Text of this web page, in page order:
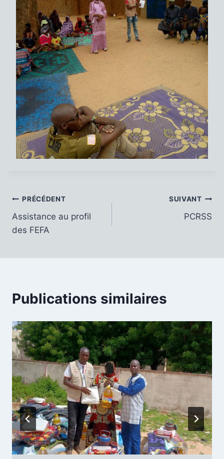
Navigation
de
PRÉCÉDENT
Assistance au profil
des FEFA
SUIVANT
PCRSS
Publications similaires